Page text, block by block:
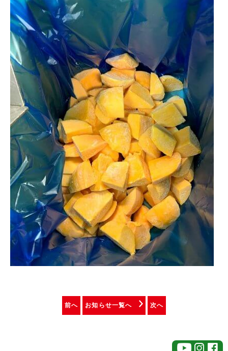
前へ お知らせ一覧へ 次へ